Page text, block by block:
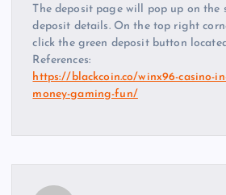
The deposit page will pop up on the
deposit details. On the top right
click the green deposit button
References:
https://blackcoin.co/winx96-casino-
money-gaming-fun/